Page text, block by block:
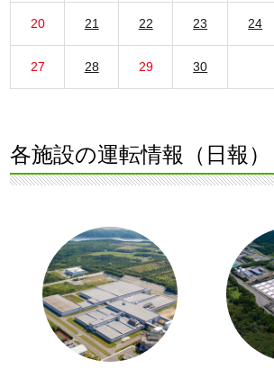
20 21 22 23 24
27 28 29 30
各施設の運転情報（日報）